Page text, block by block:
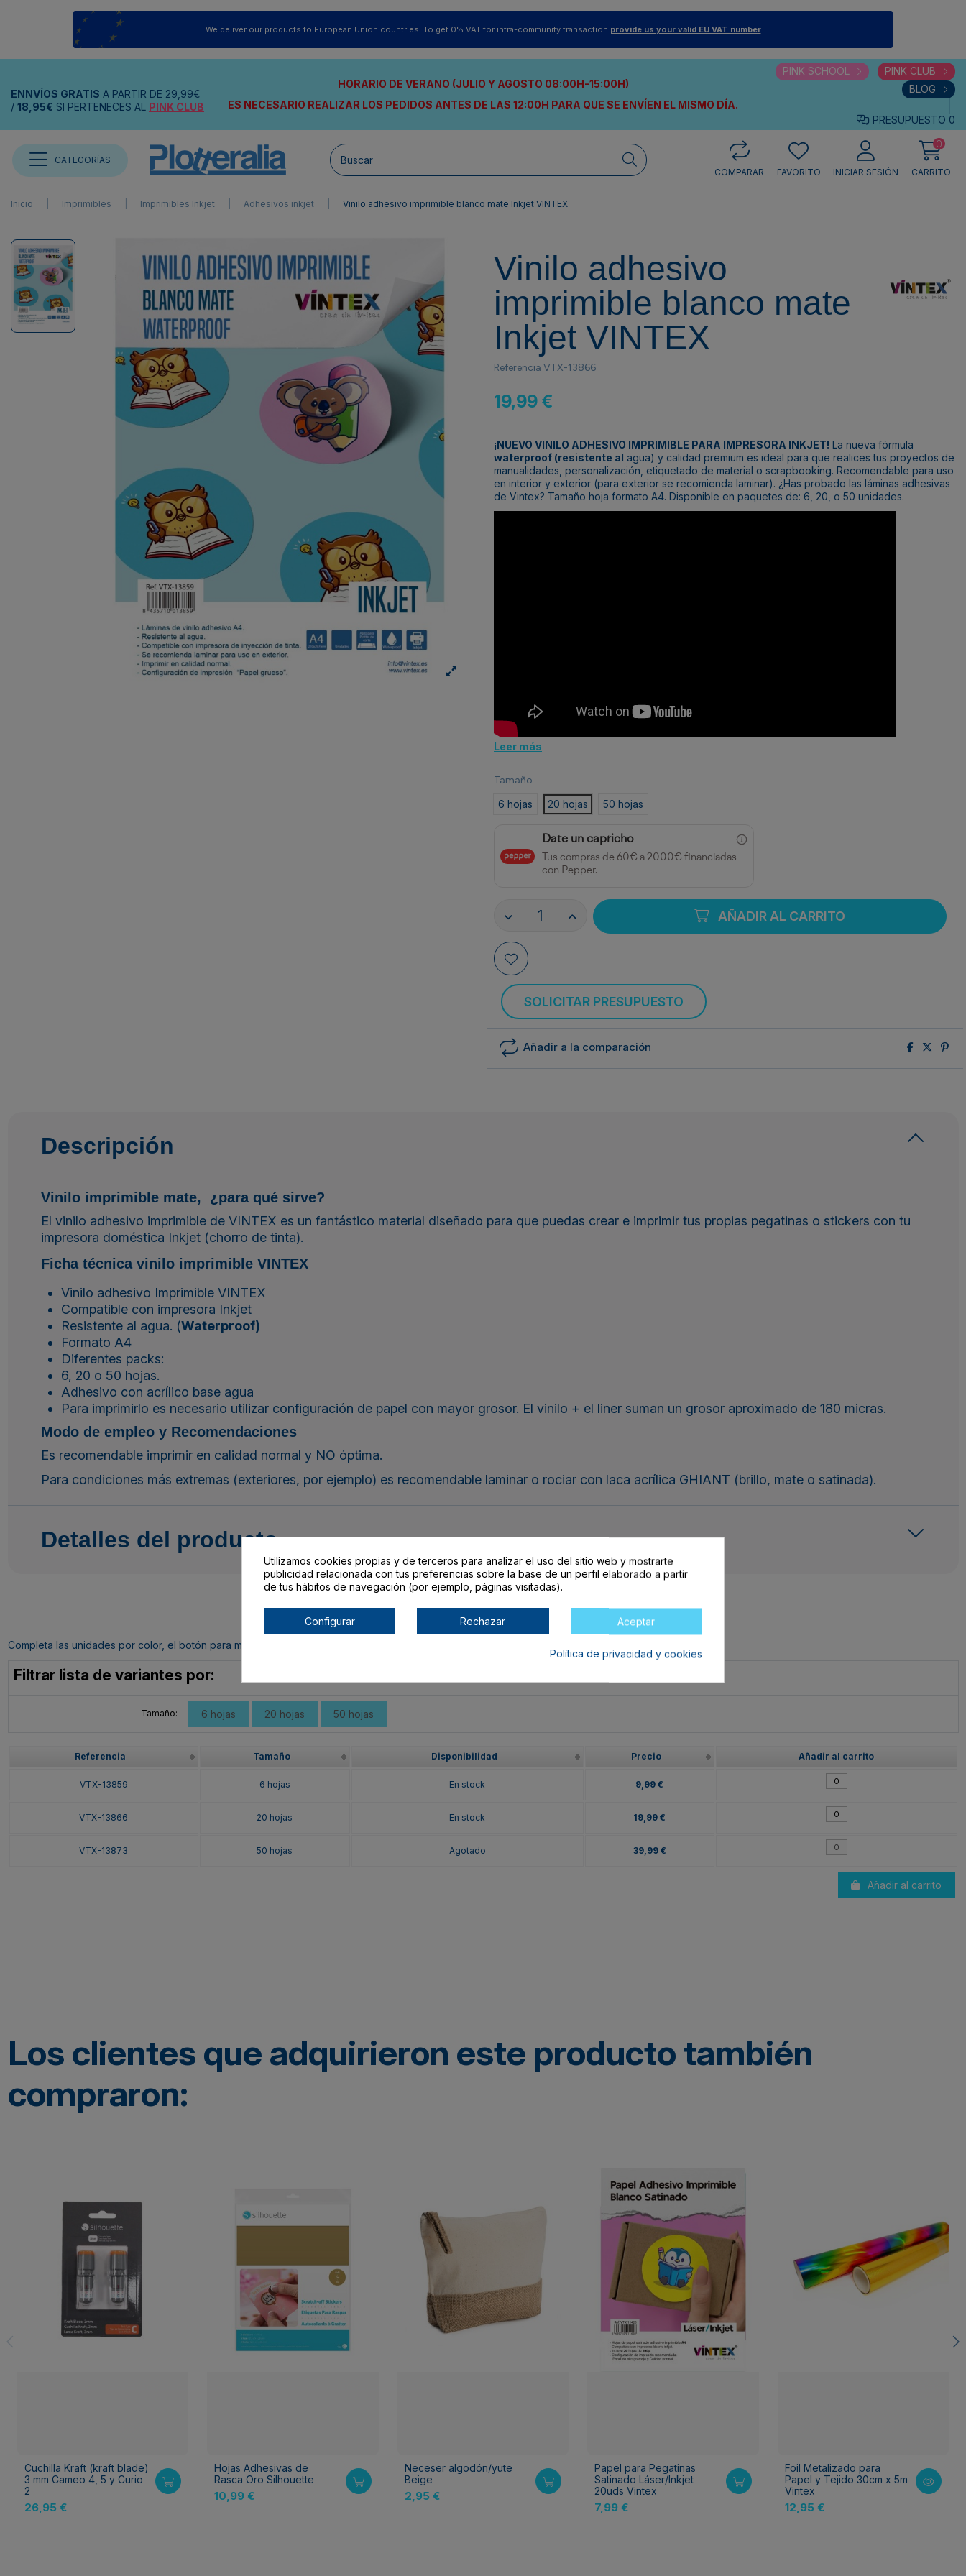
We deliver our products to European Union countries. To get 0% VAT for intra-community transaction provide us your valid EU VAT number
ENNVÍOS GRATIS A PARTIR DE 29,99€
/ 18,95€ SI PERTENECES AL PINK CLUB
HORARIO DE VERANO (JULIO Y AGOSTO 08:00H-15:00H)
ES NECESARIO REALIZAR LOS PEDIDOS ANTES DE LAS 12:00H PARA QUE SE ENVÍEN EL MISMO DÍA.
PINK SCHOOL
PINK CLUB
BLOG
PRESUPUESTO 0
CATEGORÍAS
COMPARAR
FAVORITO INICIAR SESIÓN
0
CARRITO
Inicio Imprimibles Imprimibles Inkjet Adhesivos inkjet Vinilo adhesivo imprimible blanco mate Inkjet VINTEX
Vinilo adhesivo
imprimible blanco mate
Inkjet VINTEX
Referencia VTX-13866
19,99 €
¡NUEVO VINILO ADHESIVO IMPRIMIBLE PARA IMPRESORA INKJET! La nueva fórmula
waterproof (resistente al agua) y calidad premium es ideal para que realices tus proyectos de
manualidades, personalización, etiquetado de material o scrapbooking. Recomendable para uso
en interior y exterior (para exterior se recomienda laminar). ¿Has probado las láminas adhesivas
de Vintex? Tamaño hoja formato A4. Disponible en paquetes de: 6, 20, o 50 unidades.
Leer más
Tamaño
6 hojas
20 hojas 50 hojas
Date un capricho
Tus compras de 60€ a 2000€ financiadas
con Pepper.
AÑADIR AL CARRITO
SOLICITAR PRESUPUESTO
Añadir a la comparación
Descripción
Vinilo imprimible mate, ¿para qué sirve?
El vinilo adhesivo imprimible de VINTEX es un fantástico material diseñado para que puedas crear e imprimir tus propias pegatinas o stickers con tu
impresora doméstica Inkjet (chorro de tinta).
Ficha técnica vinilo imprimible VINTEX
Vinilo adhesivo Imprimible VINTEX
Compatible con impresora Inkjet
Resistente al agua. (Waterproof)
Formato A4
Diferentes packs:
6, 20 o 50 hojas.
Adhesivo con acrílico base agua
Para imprimirlo es necesario utilizar configuración de papel con mayor grosor. El vinilo + el liner suman un grosor aproximado de 180 micras.
Modo de empleo y Recomendaciones
Es recomendable imprimir en calidad normal y NO óptima.
Para condiciones más extremas (exteriores, por ejemplo) es recomendable laminaro rociar con laca acrílica GHIANT (brillo, mate o satinada).
Detalles del producto
Completa las unidades por color, el botón para mandar tu pedido al carrito lo encontrarás al final de la tabla.
Filtrar lista de variantes por:
Tamaño: 6 hojas 20 hojas 50 hojas
Referencia Tamaño Disponibilidad Precio Añadir al carrito
VTX-13859 6 hojas En stock 9,99 €
VTX-13866 20 hojas En stock 19,99 €
VTX-13873 50 hojas Agotado 39,99 €
Añadir al carrito
Los clientes que adquirieron este producto también
compraron:
Cuchilla Kraft (kraft blade)
3 mm Cameo 4, 5 y Curio
2
26,95 €
Hojas Adhesivas de
Rasca Oro Silhouette
10,99 €
Neceser algodón/yute
Beige
2,95 €
Papel para Pegatinas
Satinado Láser/Inkjet
20uds Vintex
7,99 €
Foil Metalizado para
Papel y Tejido 30cm x 5m
Vintex
12,95 €
Utilizamos cookies propias y de terceros para analizar el uso del sitio web y mostrarte
publicidad relacionada con tus preferencias sobre la base de un perfil elaborado a partir
de tus hábitos de navegación (por ejemplo, páginas visitadas).
Configurar Rechazar Aceptar
Política de privacidad y cookies